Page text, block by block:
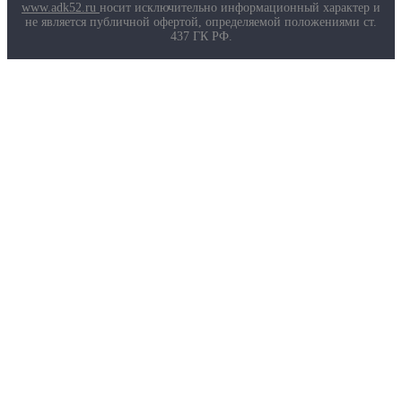
Маркировка противогазов
Основные ТР ТС, ГОСТ и ТУ
www.adk52.ru носит исключительно информационный характер и
не является публичной офертой, определяемой положениями ст.
437 ГК РФ.